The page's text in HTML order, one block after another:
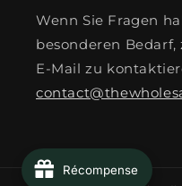
Wenn Sie Fragen
besonderen
E-Mail zu
Récompense